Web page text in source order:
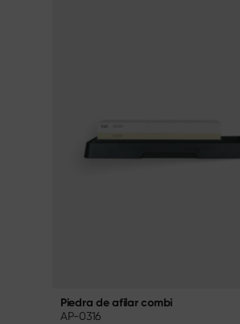
Piedra de afilar combi
AP-0316